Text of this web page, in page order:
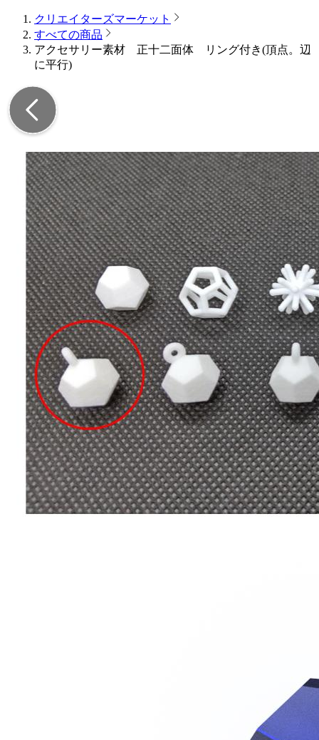
クリエイターズマーケット
すべての商品
アクセサリー素材 正十二面体 リング付き(頂点。辺
に平行)